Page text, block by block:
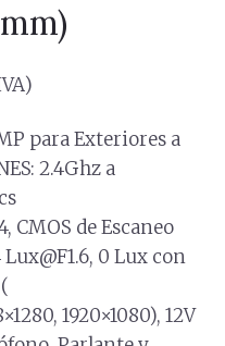
para Exteriores a
2.4Ghz a
CMOS de Escaneo
Lux@F1.6, 0 Lux con
1920×1080), 12V